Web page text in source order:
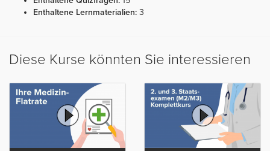
Enthaltene Lernmaterialien: 3
Diese Kurse könnten Sie interessieren